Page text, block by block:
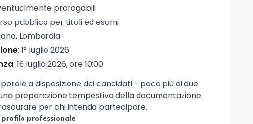
prorogabili
pubblico per titoli ed esami
Lombardia
: 1° luglio 2026
: 16 luglio 2026, ore 10:00
a disposizione dei candidati - poco più di due
preparazione tempestiva della documentazione.
per chi intenda partecipare.
professionale